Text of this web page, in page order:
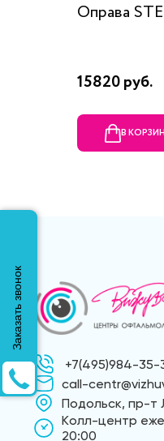
Оправа
15820 руб.
В
+7(495)984-35-
call-
Подольск, пр-т
Kолл-центр
20:00
Заказать звонок